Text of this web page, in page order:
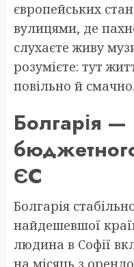
європейських
вулицями, де
слухаєте живу
розумієте: тут
повільно й смачно.
Болгарія
ЄС
Болгарія
найдешевшої
людина в Софії
на місяць з